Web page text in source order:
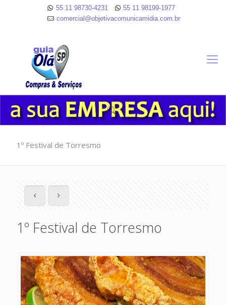
55 11 98730-4231
55 11 98199-1977
comercial@objetivacomunicamidia.com.br
1º Festival de Torresmo
1º Festival de Torresmo